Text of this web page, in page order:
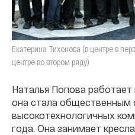
Екатерина Тихонова (в центре в
центре во втором ряду)
Наталья Попова работает
она стала
высокотехнологичных
года. Она занимает